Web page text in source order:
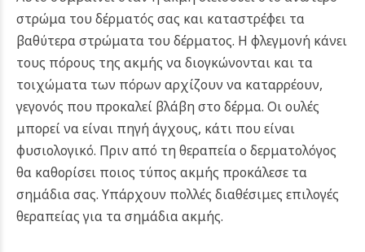
στρώμα του δέρματός σας και καταστρέφει τα
βαθύτερα στρώματα του δέρματος. Η φλεγμονή κάνει
τους πόρους της ακμής να διογκώνονται και τα
τοιχώματα των πόρων αρχίζουν να καταρρέουν,
γεγονός που προκαλεί βλάβη στο δέρμα. Οι ουλές
μπορεί να είναι πηγή άγχους, κάτι που είναι
φυσιολογικό. Πριν από τη θεραπεία ο δερματολόγος
θα καθορίσει ποιος τύπος ακμής προκάλεσε τα
σημάδια σας. Υπάρχουν πολλές διαθέσιμες επιλογές
θεραπείας για τα σημάδια ακμής.